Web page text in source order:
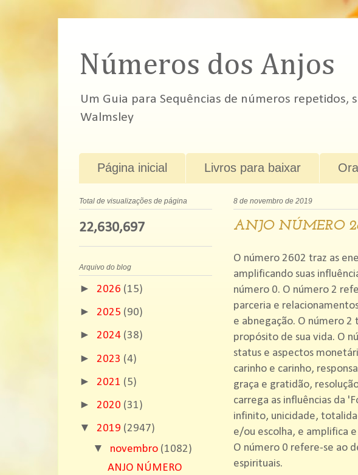
Números dos Anjos
Um Guia para Sequências de números repetidos,
Walmsley
Página inicial Livros para baixar
8 de novembro de 2019
ANJO NÚMERO
O número 2602 traz as
amplificando suas
número 0. O número 2
parceria e
e abnegação. O número
propósito de sua vida. O
status e aspectos
carinho e carinho,
graça e gratidão,
carrega as influências da
infinito, unicidade,
e/ou escolha, e amplifica
O número 0 refere-se ao
espirituais.
Total de visualizações de página
22,630,697
Arquivo do blog
► 2026 (15)
► 2025 (90)
► 2024 (38)
► 2023 (4)
► 2021 (5)
► 2020 (31)
▼ 2019 (2947)
▼ novembro (1082)
ANJO NÚMERO